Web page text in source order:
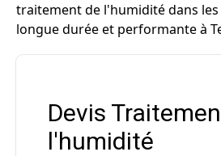
traitement de l'humidité dans les
longue durée et performante à
Devis
l'humidité